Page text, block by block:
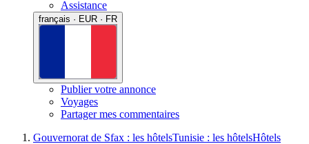
Assistance
français · EUR · FR
Publier votre annonce
Voyages
Partager mes commentaires
Gouvernorat de Sfax : les hôtelsTunisie : les hôtelsHôtels